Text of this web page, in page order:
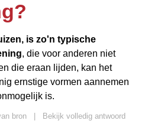
is zo'n typische
, die voor anderen niet
die eraan lijden, kan het
ernstige vormen aannemen
is.
bron
Bekijk volledig antwoord